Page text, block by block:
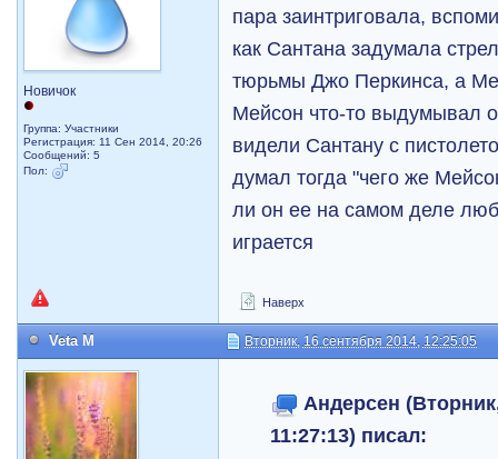
Новичок
Группа: Участники
Регистрация: 11 Сен 2014, 20:26
Сообщений: 5
Пол:
пара заинтриговала,
как Сантана задумала
тюрьмы Джо Перкинса, а
Мейсон что-то выдумывал
видели Сантану с
думал тогда "чего же
ли он ее на самом деле
играется
Наверх
Veta M Вторник, 16 сентября 2014, 12:25:05
Андерсен
11:27:13) писал: